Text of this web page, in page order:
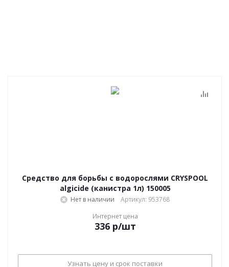
Средство для борьбы с водорослями CRYSPOOL
algicide (канистра 1л) 150005
Нет в наличии
Артикул: 953768
Интернет цена
336р/шт
Узнать цену и срок поставки